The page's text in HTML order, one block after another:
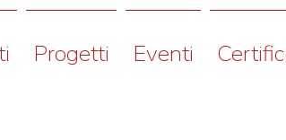
Progetti Eventi